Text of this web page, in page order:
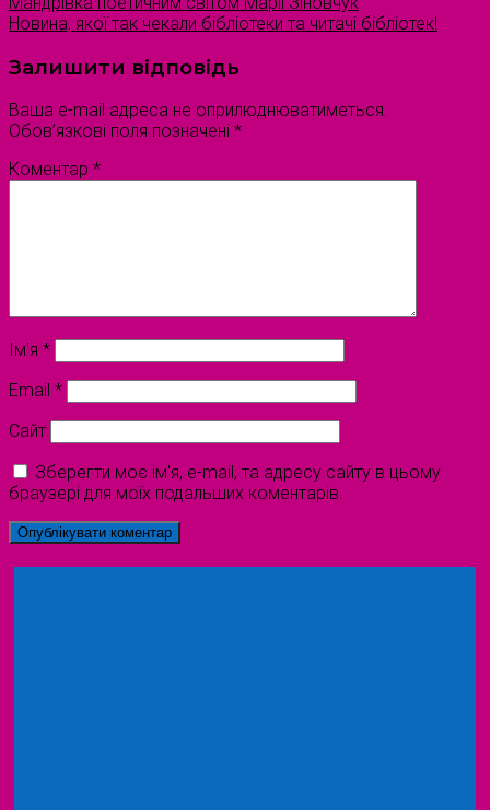
Новина, якої так чекали бібліотеки та читачі бібліотек!
Залишити відповідь
Ваша e-mail адреса не оприлюднюватиметься.
Обов’язкові поля позначені *
Коментар *
Ім'я *
Email *
Сайт
Зберегти моє ім'я, e-mail, та адресу сайту в цьому
браузері для моїх подальших коментарів.